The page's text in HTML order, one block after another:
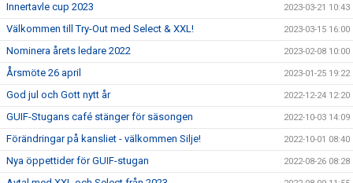
Innertavle cup 2023 2023-03-21 10:43
Välkommen till Try-Out med Select & XXL! 2023-03-15 16:00
Nominera årets ledare 2022 2023-02-08 10:00
Årsmöte 26 april 2023-01-25 19:22
God jul och Gott nytt år 2022-12-24 12:20
GUIF-Stugans café stänger för säsongen 2022-10-03 14:09
Förändringar på kansliet - välkommen Silje! 2022-10-01 08:40
Nya öppettider för GUIF-stugan 2022-08-26 08:28